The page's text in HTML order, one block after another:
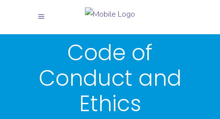
Code of
Conduct and
Ethics